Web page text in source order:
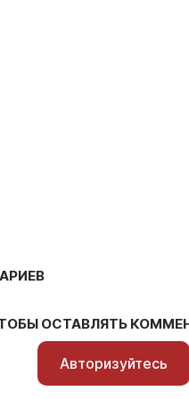
ОСТАВЛЯТЬ
Авторизуйтесь